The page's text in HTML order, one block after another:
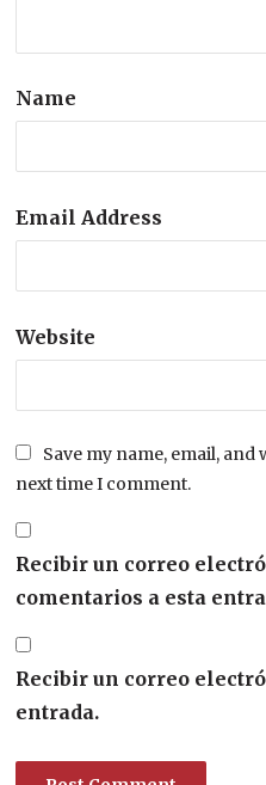
Name
Email Address
Website
Save my name, email,
next time I comment.
Recibir un correo
comentarios a esta
Recibir un correo
entrada.